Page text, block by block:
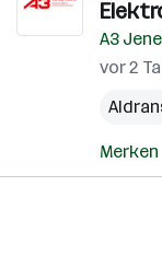
A3
vor 2
Merken